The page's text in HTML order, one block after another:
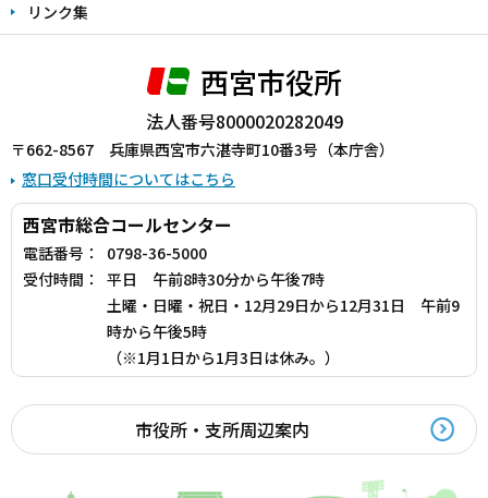
リンク集
西宮市役所
法人番号8000020282049
〒662-8567 兵庫県西宮市六湛寺町10番3号（本庁舎）
窓口受付時間についてはこちら
西宮市総合コールセンター
電話番号：
0798-36-5000
受付時間：
平日 午前8時30分から午後7時
土曜・日曜・祝日・12月29日から12月31日 午前9
時から午後5時
（※1月1日から1月3日は休み。）
市役所・支所周辺案内